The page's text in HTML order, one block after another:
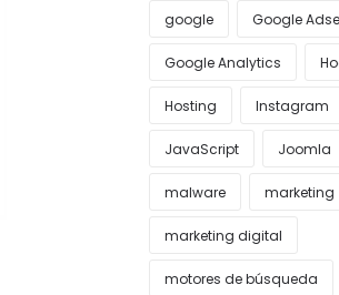
google Google
Google Analytics
Hosting Instagram
JavaScript Joomla
malware marketing
marketing digital
motores de búsqueda